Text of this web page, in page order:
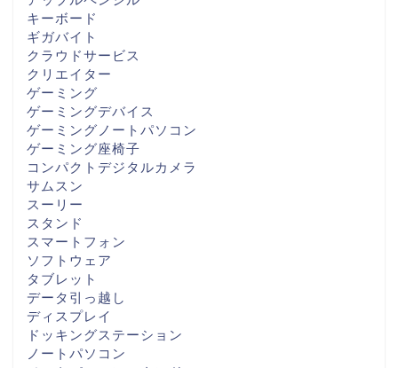
キーボード
ギガバイト
クラウドサービス
クリエイター
ゲーミング
ゲーミングデバイス
ゲーミングノートパソコン
ゲーミング座椅子
コンパクトデジタルカメラ
サムスン
スーリー
スタンド
スマートフォン
ソフトウェア
タブレット
データ引っ越し
ディスプレイ
ドッキングステーション
ノートパソコン